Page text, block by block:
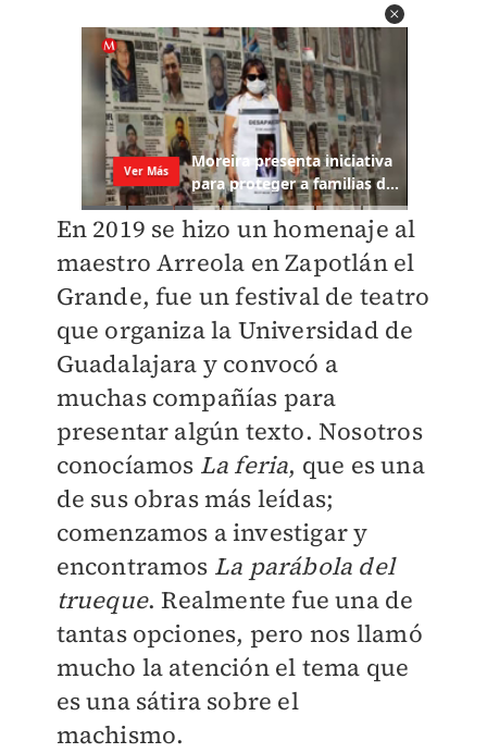
En 2019 se hizo un homenaje al
maestro Arreola en Zapotlán el
Grande, fue un festival de teatro
que organiza la Universidad de
Guadalajara y convocó a
muchas compañías para
presentar algún texto. Nosotros
conocíamos La feria, que es una
de sus obras más leídas;
comenzamos a investigar y
encontramos La parábola del
trueque. Realmente fue una de
tantas opciones, pero nos llamó
mucho la atención el tema que
es una sátira sobre el
machismo.